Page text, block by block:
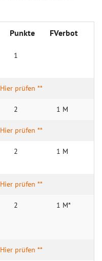
Punk­te FVer­bot
1
Hier prüfen **
2 1 M
Hier prüfen **
2 1 M
Hier prüfen **
2 1 M*
Hier prüfen **